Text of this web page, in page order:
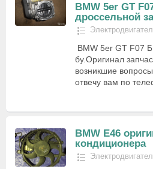
BMW 5er GT
дроссельной
BMW 5er GT F07
бу.Оригинал
возникшие
отвечу вам по
BMW E46
кондиционера